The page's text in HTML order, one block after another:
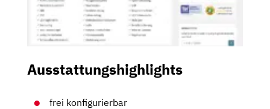
Ausstattungshighlights
frei konfigurierbar